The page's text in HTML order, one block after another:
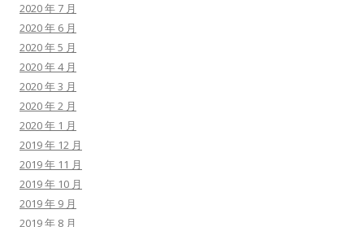
2020 年 7 月
2020 年 6 月
2020 年 5 月
2020 年 4 月
2020 年 3 月
2020 年 2 月
2020 年 1 月
2019 年 12 月
2019 年 11 月
2019 年 10 月
2019 年 9 月
2019 年 8 月